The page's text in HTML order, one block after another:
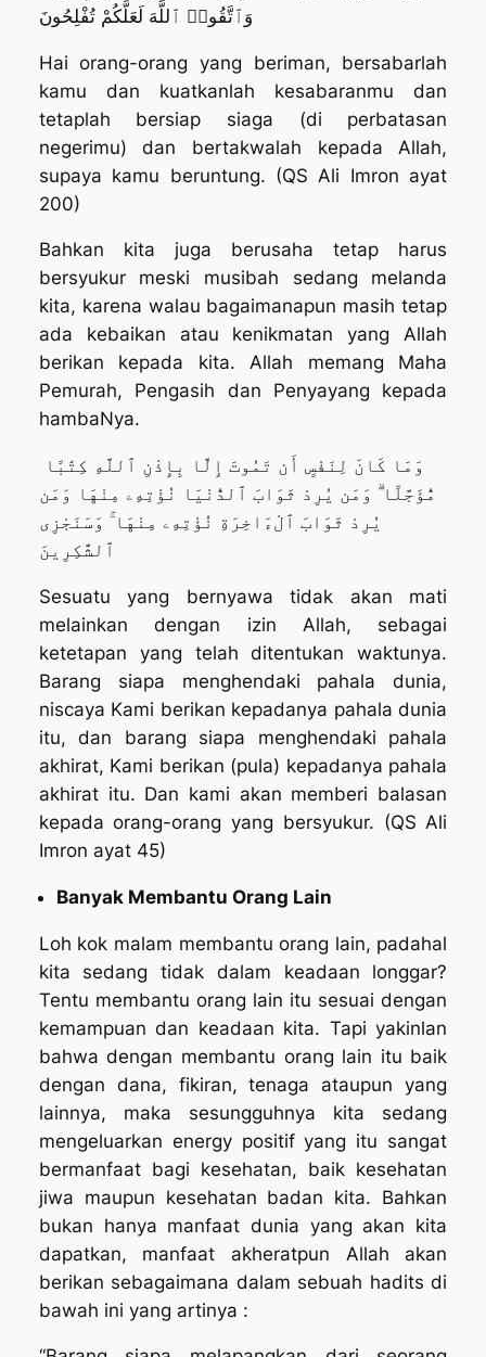
وَٱتَّقُوا۟ ٱللَّهَ لَعَلَّكُمْ تُفْلِحُونَ
Hai orang-orang yang beriman, bersabarlah
kamu dan kuatkanlah kesabaranmu dan
tetaplah bersiap siaga (di perbatasan
negerimu) dan bertakwalah kepada Allah,
supaya kamu beruntung. (QS Ali Imron ayat
200)
Bahkan kita juga berusaha tetap harus
bersyukur meski musibah sedang melanda
kita, karena walau bagaimanapun masih tetap
ada kebaikan atau kenikmatan yang Allah
berikan kepada kita. Allah memang Maha
Pemurah, Pengasih dan Penyayang kepada
hambaNya.
مُّؤَجَّلًا ۗ وَمَن يُرِدْ ثَوَابَ ٱلدُّنْيَا نُؤْتِهِۦ مِنْهَا وَمَن
يُرِدْ ثَوَابَ ٱلْءَاخِرَةِ نُؤْتِهِۦ مِنْهَا ۚ وَسَنَجْزِى
ٱلشَّٰكِرِينَ
Sesuatu yang bernyawa tidak akan mati
melainkan dengan izin Allah, sebagai
ketetapan yang telah ditentukan waktunya.
Barang siapa menghendaki pahala dunia,
niscaya Kami berikan kepadanya pahala dunia
itu, dan barang siapa menghendaki pahala
akhirat, Kami berikan (pula) kepadanya pahala
akhirat itu. Dan kami akan memberi balasan
kepada orang-orang yang bersyukur. (QS Ali
Imron ayat 45)
Banyak Membantu Orang Lain
Loh kok malam membantu orang lain, padahal
kita sedang tidak dalam keadaan longgar?
Tentu membantu orang lain itu sesuai dengan
kemampuan dan keadaan kita. Tapi yakinlan
bahwa dengan membantu orang lain itu baik
dengan dana, fikiran, tenaga ataupun yang
lainnya, maka sesungguhnya kita sedang
mengeluarkan energy positif yang itu sangat
bermanfaat bagi kesehatan, baik kesehatan
jiwa maupun kesehatan badan kita. Bahkan
bukan hanya manfaat dunia yang akan kita
dapatkan, manfaat akheratpun Allah akan
berikan sebagaimana dalam sebuah hadits di
bawah ini yang artinya :